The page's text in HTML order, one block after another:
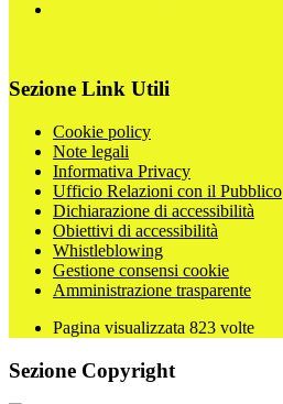
Sezione Link Utili
Cookie policy
Note legali
Informativa Privacy
Ufficio Relazioni con il Pubblico
Dichiarazione di accessibilità
Obiettivi di accessibilità
Whistleblowing
Gestione consensi cookie
Amministrazione trasparente
Pagina visualizzata 823 volte
Sezione Copyright